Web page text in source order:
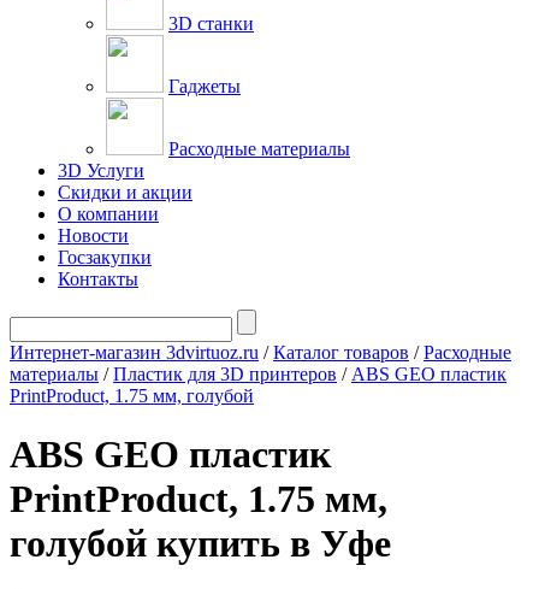
3D станки
Гаджеты
Расходные материалы
3D Услуги
Скидки и акции
О компании
Новости
Госзакупки
Контакты
Интернет-магазин 3dvirtuoz.ru /Каталог товаров /Расходные
материалы /Пластик для 3D принтеров / ABS GEO пластик
PrintProduct, 1.75 мм, голубой
ABS GEO пластик
PrintProduct, 1.75 мм,
голубой купить в Уфе